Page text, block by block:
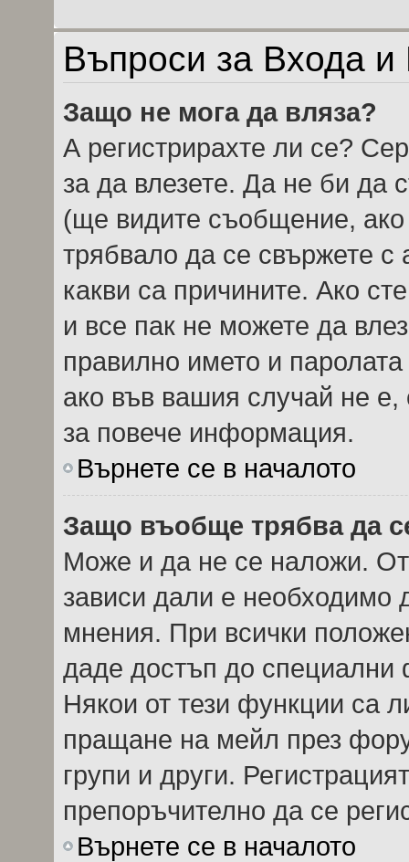
Въпроси за Входа и
Защо не мога да вляза?
А регистрирахте ли се?
за да влезете. Да не би да
(ще видите съобщение, ако
трябвало да се свържете с
какви са причините. Ако
и все пак не можете да
правилно името и
ако във вашия случай не е,
за повече информация.
Върнете се в началото
Защо въобще трябва да
Може и да не се наложи.
зависи дали е необходимо
мнения. При всички
даде достъп до специални
Някои от тези функции са
пращане на мейл през
групи и други.
препоръчително да се
Върнете се в началото